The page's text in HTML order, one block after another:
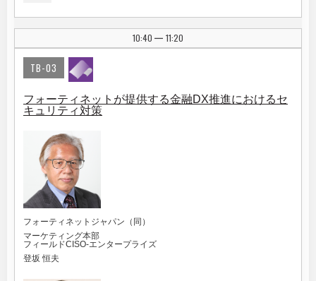
10:40 | 11:20
TB-03
フォーティネットが提供する金融DX推進におけるセ
キュリティ対策
フォーティネットジャパン（同）
マーケティング本部
フィールドCISO-エンタープライズ
登坂 恒夫